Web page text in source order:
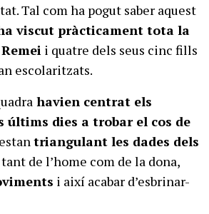
Tal com ha pogut saber aquest
viscut pràcticament tota la
i quatre dels seus cinc fills
escolaritzats.
havien centrat els
últims dies a trobar el cos de
triangulant les dades dels
tant de l’home com de la dona,
i així acabar d’esbrinar-